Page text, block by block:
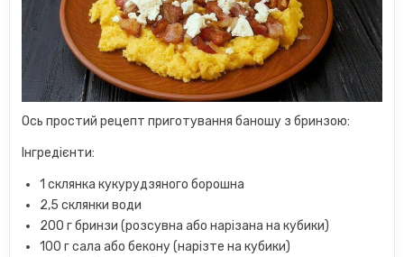
Ось простий рецепт приготування баношу з бринзою:
Інгредієнти:
1 склянка кукурудзяного борошна
2,5 склянки води
200 г бринзи (розсувна або нарізана на кубики)
100 г сала або бекону (нарізте на кубики)